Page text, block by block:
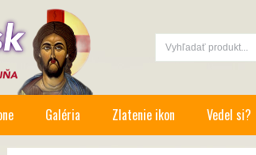
Galéria Zlatenie ikon Vedel si?